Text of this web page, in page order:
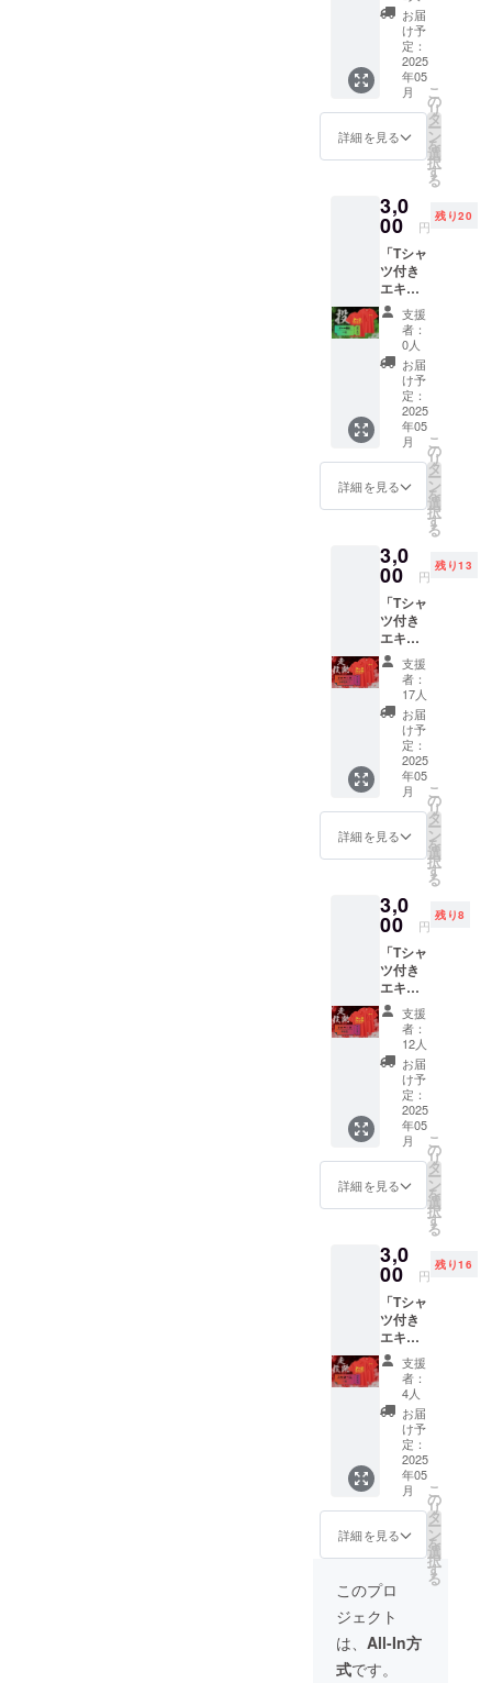
とさせ
ていた
だきま
す。)
ご負担
くださ
い。
＊
支援者
様との
法：詳
細は
しま
す。 ●T
シャツ
(当日受
付時の
現地受
け取り
を基本
とさせ
ていた
だきま
す。)
開始の
30分前
には現
地に到
着し受
付を済
ませて
くださ
様の交
通費や
滞在
費：支
援者様
の交通
費や滞
在費は
各自で
ご負担
くださ
い。
＊
支援者
様との
法：詳
細は
しま
す。 ●T
シャツ
(当日受
付時の
現地受
け取り
を基本
とさせ
ていた
だきま
す。)
をお願
いしま
す。)
日
時：
2025年
5月18日
（曜
11:00頃
ト
場所：
観音寺
市総合
運動公
園 陸上
競技場
＊
参加者
は競技
開始の
30分前
には現
地に到
着し受
付を済
ませて
支援者
様の交
通費や
滞在
費：支
援者様
の交通
費や滞
在費は
各自で
ご負担
くださ
い。
＊
支援者
連絡方
法：詳
で連絡
しま
す。 ●T
シャツ
(当日受
付時の
現地受
け取り
を基本
とさせ
ていた
だきま
す。)
チケッ
ト：
ボール
競技(中
高生の
部)」 ●
サンク
スメー
ル
●5/18エ
ジョン
ゲーム
「ボー
ル競
技」参
加権(当
日受付
をお願
いしま
す。)
日
時：
2025年
5月18日
（曜
日）
11:00頃
場所：
観音寺
市総合
運動公
園 陸上
競技場
＊
参加者
は競技
開始の
30分前
には現
地に到
着し受
付を済
ませて
くださ
様の交
通費や
滞在
費：支
援者様
の交通
費や滞
在費は
各自で
ご負担
くださ
い。
＊
支援者
様との
法：詳
細は
しま
す。 ●T
シャツ
(当日受
付時の
現地受
け取り
を基本
とさせ
ていた
だきま
す。)
お届
け予
定：
2025
年05
月
詳細を見る
こ
の
リ
タ
ー
ン
を
選
択
す
る
3,0
00 円
残り20
「Tシャ
ツ付き
エキシ
ビジョ
ンゲー
ム参加
チケッ
ト：
ボール
競技(一
般の
部)」 ●
サンク
スメー
ル
●5/18エ
ジョン
ゲーム
「ボー
ル競
技」参
加権(当
日受付
をお願
いしま
す。)
日
時：
2025年
5月18日
（曜
日）
11:00頃
場所：
観音寺
市総合
運動公
園 陸上
競技場
＊
参加者
は競技
開始の
30分前
には現
地に到
着し受
付を済
ませて
くださ
様の交
通費や
滞在
費：支
援者様
の交通
費や滞
在費は
各自で
ご負担
くださ
い。
＊
支援者
様との
法：詳
細は
で連絡
しま
す。 ●T
シャツ
付時の
支援
者：
0人
お届
け予
定：
2025
年05
月
詳細を見る
こ
の
リ
タ
ー
ン
を
選
択
す
る
3,0
00 円
残り13
「Tシャ
ツ付き
エキシ
ビジョ
ンゲー
ム参加
チケッ
ト：フ
ルコー
ス(小学
生以下
の部)」
●サンク
スメー
ル
●5/18エ
ジョン
ゲーム
「ボー
ル競
技」
「うど
ん大縄
跳び」
「みん
なで走
ろう」
参加権
(当日受
付をお
願いし
ます。)
5月18日
（曜
日）
「ボー
ル競
技」
11:00頃
スター
どん大
縄跳
び」
13:30頃
スター
んなで
走ろ
14:30頃
スター
場所：
観音寺
市総合
運動公
支援
者：
17人
お届
け予
定：
2025
年05
月
詳細を見る
こ
の
リ
タ
ー
ン
を
選
択
す
る
3,0
00 円
残り8
「Tシャ
ツ付き
エキシ
ビジョ
ンゲー
ム参加
チケッ
ト：フ
ルコー
ス(中高
生の
部)」 ●
サンク
スメー
ル
●5/18エ
ジョン
ゲーム
「ボー
ル競
技」
「うど
ん大縄
跳び」
「みん
なで走
ろう」
参加権
(当日受
付をお
願いし
ます。)
2025年
5月18日
（曜
日）
「ボー
ル競
支援
者：
12人
お届
け予
定：
2025
年05
月
詳細を見る
こ
の
リ
タ
ー
ン
を
選
択
す
る
3,0
00 円
残り16
「Tシャ
ツ付き
エキシ
ビジョ
ンゲー
ム参加
チケッ
ト：フ
ルコー
ス(一般
の部)」
●サンク
スメー
ル
●5/18エ
キシビ
ジョン
ゲーム
「ボー
ル競
技」
支援
者：
4人
お届
け予
定：
2025
年05
月
詳細を見る
こ
の
リ
タ
ー
ン
を
選
択
す
る
このプロ
ジェクト
は、 All-In方
式です。